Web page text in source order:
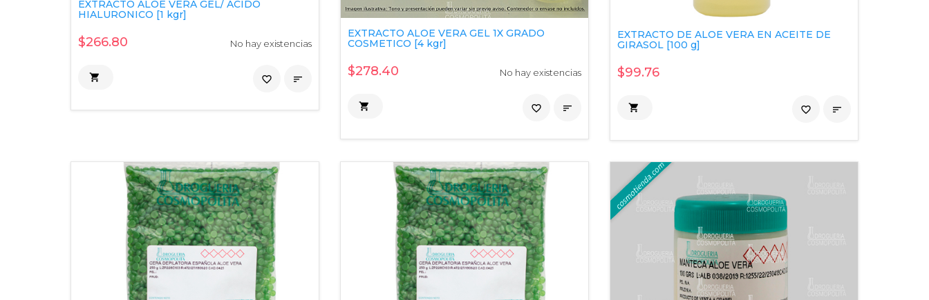
EXTRACTO ALOE VERA GEL/ ACIDO
HIALURONICO [1 kgr]
$266.80 No hay existencias
 
favorite_border
EXTRACTO ALOE VERA GEL 1X GRADO
COSMETICO [4 kgr]
$278.40 No hay existencias
 
favorite_border
EXTRACTO DE ALOE VERA EN ACEITE DE
GIRASOL [100 g]
$99.76
 
favorite_border